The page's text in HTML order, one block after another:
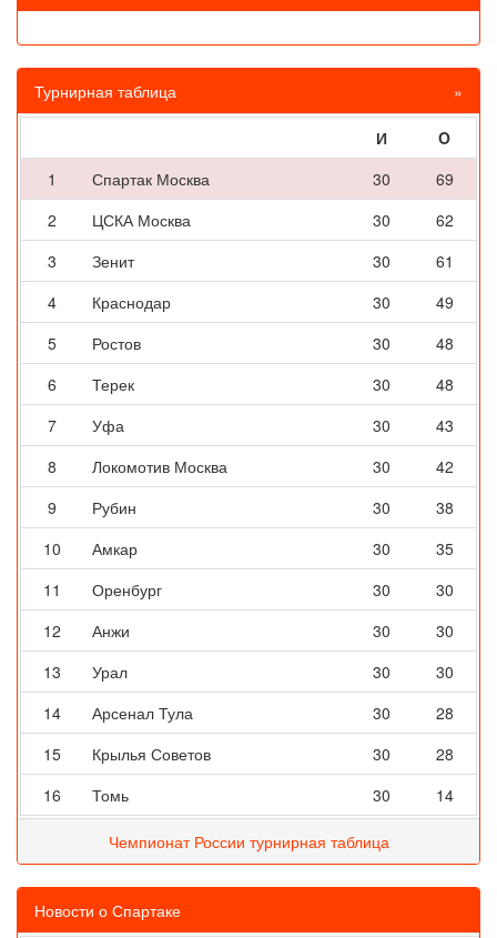
Турнирная таблица »
И
O
1
Спартак Москва 30
69
2
ЦСКА Москва 30
62
3
Зенит 30
61
4
Краснодар 30
49
5
Ростов 30
48
6
Терек 30
48
7
Уфа 30
43
8
Локомотив Москва 30
42
9
Рубин 30
38
10
Амкар 30
35
11
Оренбург 30
30
12
Анжи 30
30
13
Урал 30
30
14
Арсенал Тула 30
28
15
Крылья Советов 30
28
16
Томь 30 14
Чемпионат России турнирная таблица
Новости о Спартаке